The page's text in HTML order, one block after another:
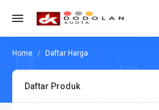
Daftar Harga
Daftar Produk